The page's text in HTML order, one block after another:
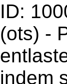
ID:
(ots) -
indem